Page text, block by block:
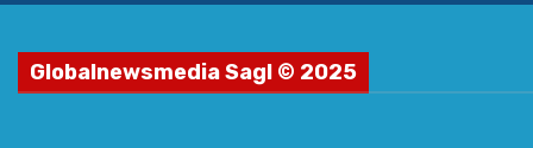
Globalnewsmedia Sagl © 2025